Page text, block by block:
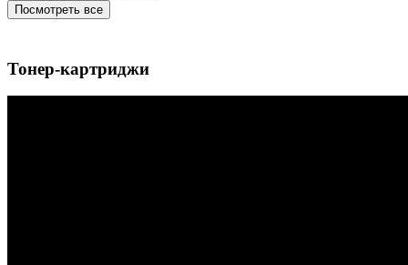
Посмотреть все
Тонер-картриджи